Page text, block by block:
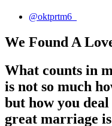
@oktprtm6_
We Found A
What counts in
is not so much
but how you
great marriage